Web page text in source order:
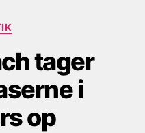
tager
i
op